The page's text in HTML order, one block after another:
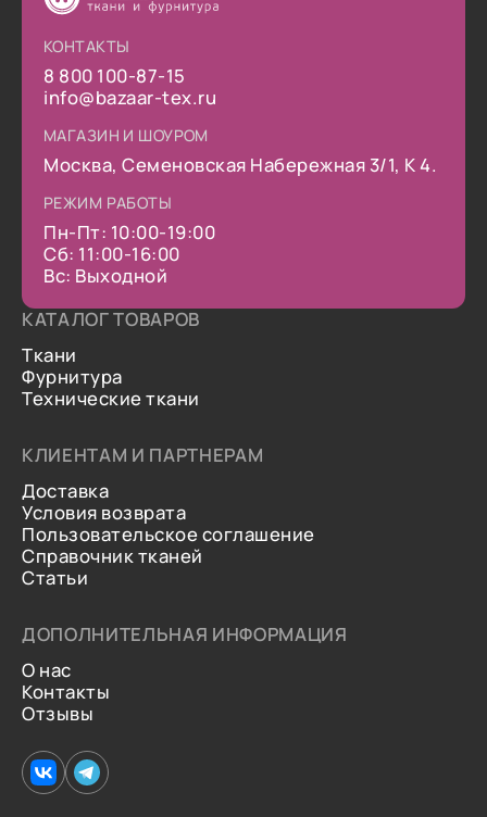
КОНТАКТЫ
8 800 100-87-15
info@bazaar-tex.ru
МАГАЗИН И ШОУРОМ
Москва, Семеновская Набережная 3/1, К 4.
РЕЖИМ РАБОТЫ
Пн-Пт: 10:00-19:00
Сб: 11:00-16:00
Вс: Выходной
КАТАЛОГ ТОВАРОВ
Ткани
Фурнитура
Технические ткани
КЛИЕНТАМ И ПАРТНЕРАМ
Доставка
Условия возврата
Пользовательское соглашение
Справочник тканей
Статьи
ДОПОЛНИТЕЛЬНАЯ ИНФОРМАЦИЯ
О нас
Контакты
Отзывы